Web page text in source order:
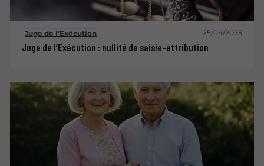
Juge de l’Exécution 25/04/2025
Juge de l’Exécution : nullité de saisie-attribution